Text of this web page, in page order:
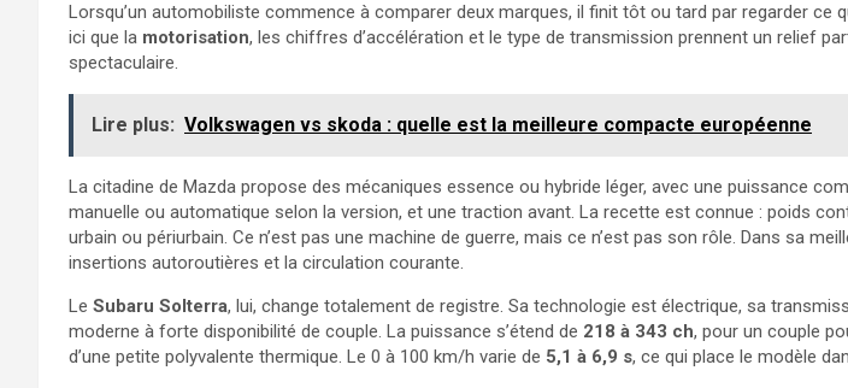
Lorsqu’un automobiliste commence à comparer deux marques, il finit tôt ou tard par regarder ce
ici que la motorisation, les chiffres d’accélération et le type de transmission prennent un relief
spectaculaire.
Lire plus: Volkswagen vs skoda : quelle est la meilleure compacte européenne
La citadine de Mazda propose des mécaniques essence ou hybride léger, avec une puissance
manuelle ou automatique selon la version, et une traction avant. La recette est connue : poids
urbain ou périurbain. Ce n’est pas une machine de guerre, mais ce n’est pas son rôle. Dans sa
insertions autoroutières et la circulation courante.
Le Subaru Solterra, lui, change totalement de registre. Sa technologie est électrique, sa
moderne à forte disponibilité de couple. La puissance s’étend de 218 à 343 ch, pour un couple
d’une petite polyvalente thermique. Le 0 à 100 km/h varie de 5,1 à 6,9 s, ce qui place le modèle